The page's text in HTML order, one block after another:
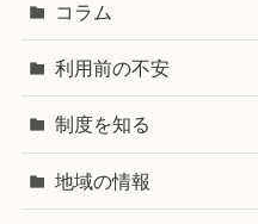
コラム
利用前の不安
制度を知る
地域の情報